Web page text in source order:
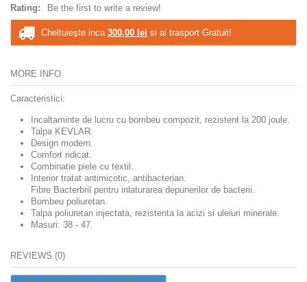
Rating:
Be the first to write a review!
Cheltuieşte inca 300,00 lei si ai trasport Gratuit!
MORE INFO
Caracteristici:
Incaltaminte de lucru cu bombeu compozit, rezistent la 200 joule.
Talpa KEVLAR.
Design modern.
Comfort ridicat.
Combinatie piele cu textil.
Interior tratat antimicotic, antibacterian.
Fibre Bacterbril pentru inlaturarea depunerilor de bacterii.
Bombeu poliuretan.
Talpa poliuretan injectata, rezistenta la acizi si uleiuri minerale .
Masuri: 38 - 47.
REVIEWS (0)